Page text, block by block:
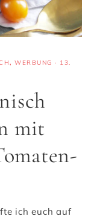
, WERBUNG · 13.
mit
ich euch auf